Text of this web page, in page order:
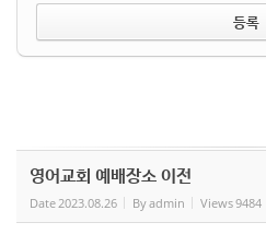
영어교회 예배장소 이전
Date2023.08.26 Byadmin Views9484